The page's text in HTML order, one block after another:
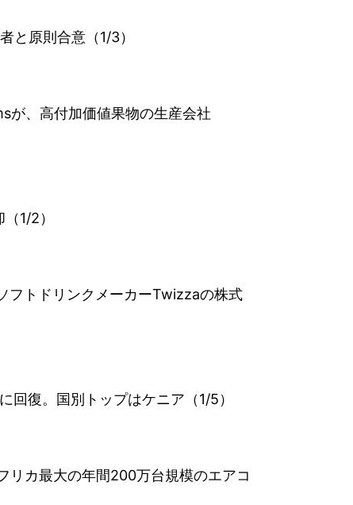
と原則合意（1/3）
が、高付加価値果物の生産会社
1/2）
フトドリンクメーカーTwizzaの株式
復。国別トップはケニア（1/5）
リカ最大の年間200万台規模のエアコ